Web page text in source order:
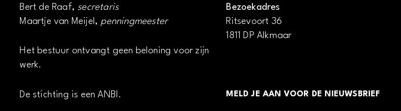
Bert de Raaf, secretaris
Maartje van Meijel, penningmeester
Het bestuur ontvangt geen beloning voor zijn
werk.
De stichting is een ANBI.
Bezoekadres
Ritsevoort 36
1811 DP Alkmaar
MELD JE AAN VOOR DE NIEUWSBRIEF